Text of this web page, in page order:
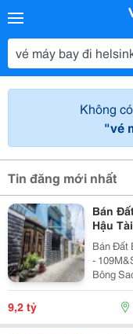
Không
"vé
Tin đăng mới nhất
Bán
Hậu
Bán Đất
-
Bông
Thế Hiển, Liên
Đường,
9,2 tỷ